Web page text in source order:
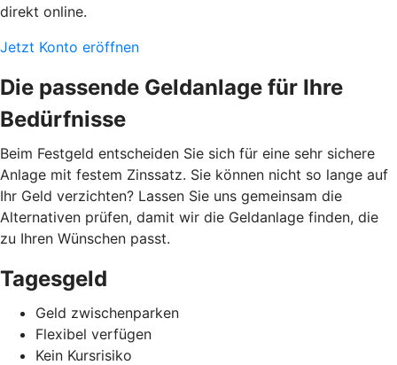
direkt online.
Jetzt Konto eröffnen
Die passende Geldanlage für Ihre
Bedürfnisse
Beim Festgeld entscheiden Sie sich für eine sehr sichere
Anlage mit festem Zinssatz. Sie können nicht so lange auf
Ihr Geld verzichten? Lassen Sie uns gemeinsam die
Alternativen prüfen, damit wir die Geldanlage finden, die
zu Ihren Wünschen passt.
Tagesgeld
Geld zwischenparken
Flexibel verfügen
Kein Kursrisiko